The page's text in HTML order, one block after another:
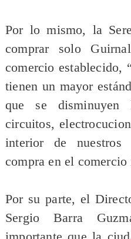
Por lo mismo, la
comprar solo
comercio establecido,
tienen un mayor
que se
circuitos,
interior de nuestros
compra en el
Por su parte, el
Sergio Barra